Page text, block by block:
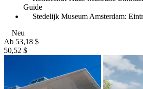
Guide
Stedelijk Museum Amsterdam:
Neu
Ab 53,18 $
50,52 $